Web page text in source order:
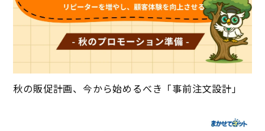
秋の販促計画、今から始めるべき「事前注文設計」